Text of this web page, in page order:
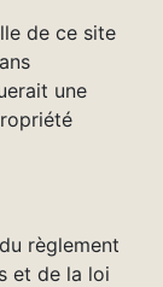
de ce site
une
règlement
et de la loi